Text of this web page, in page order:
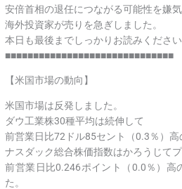
安倍首相の退任につながる可能性を嫌
海外投資家が売りを急ぎしました。
本日も最後までしっかりお読みください
■■■■■■■■■■■■■■■■■■■■■■■■■■■■■■
【米国市場の動向】
米国市場は反発しました。
ダウ工業株30種平均は続伸して
前営業日比72ドル85セント（0.3％）高
ナスダック総合株価指数はかろうじてプ
前営業日比0.246ポイント（0.0％）高
た。